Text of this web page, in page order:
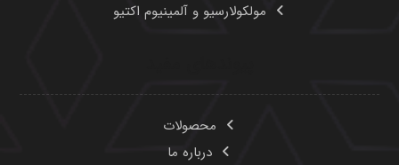
مولکولارسیو و آلمینیوم اکتیو
محصولات
درباره ما